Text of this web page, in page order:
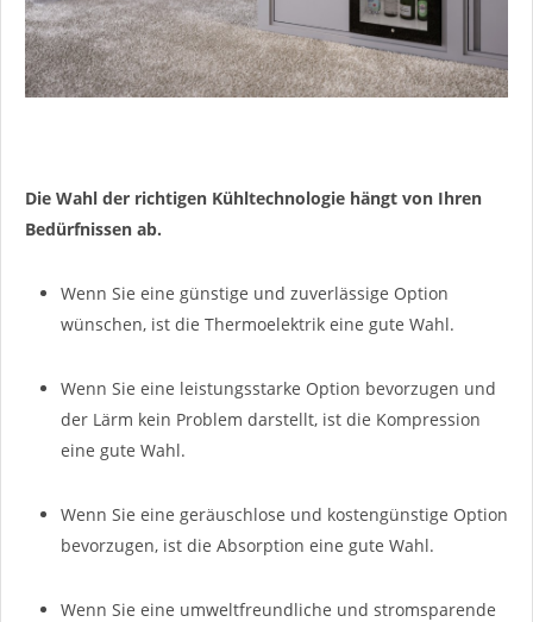
Die Wahl der richtigen Kühltechnologie hängt von Ihren
Bedürfnissen ab.
Wenn Sie eine günstige und zuverlässige Option
wünschen, ist die Thermoelektrik eine gute Wahl.
Wenn Sie eine leistungsstarke Option bevorzugen und
der Lärm kein Problem darstellt, ist die Kompression
eine gute Wahl.
Wenn Sie eine geräuschlose und kostengünstige Option
bevorzugen, ist die Absorption eine gute Wahl.
Wenn Sie eine umweltfreundliche und stromsparende